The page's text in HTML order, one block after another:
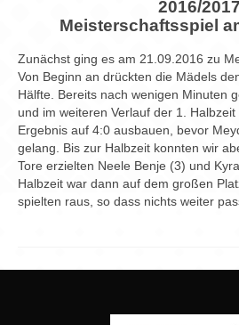
Archiv
2016/2017
Meisterschaftsspiel
Zunächst ging es am 21.09.2016 zu
Von Beginn an drückten die Mädels
Hälfte. Bereits nach wenigen Minuten
und im weiteren Verlauf der 1.
Ergebnis auf 4:0 ausbauen, bevor
gelang. Bis zur Halbzeit konnten wir
Tore erzielten Neele Benje (3) und
Halbzeit war dann auf dem großen
spielten raus, so dass nichts weiter